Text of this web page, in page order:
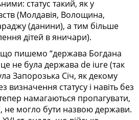
статус такий, як у
(Молдавія, Волощина,
(данини), а тим більше
дітей в яничари).
пишемо “держава Богдана
не була держава de iure (так
Запорозька Січ, як декому
визначення статусу і навіть без
намагаються пропагувати,
не могло бути назвою держави.